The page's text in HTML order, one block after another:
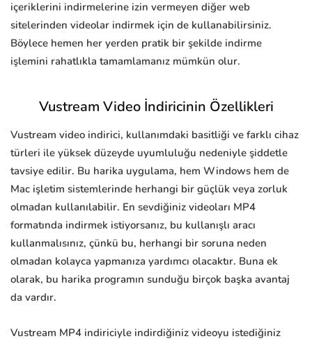
içeriklerini indirmelerine izin vermeyen diğer web
sitelerinden videolar indirmek için de kullanabilirsiniz.
Böylece hemen her yerden pratik bir şekilde indirme
işlemini rahatlıkla tamamlamanız mümkün olur.
Vustream Video İndiricinin Özellikleri
Vustream video indirici, kullanımdaki basitliği ve farklı cihaz
türleri ile yüksek düzeyde uyumluluğu nedeniyle şiddetle
tavsiye edilir. Bu harika uygulama, hem Windows hem de
Mac işletim sistemlerinde herhangi bir güçlük veya zorluk
olmadan kullanılabilir. En sevdiğiniz videoları MP4
formatında indirmek istiyorsanız, bu kullanışlı aracı
kullanmalısınız, çünkü bu, herhangi bir soruna neden
olmadan kolayca yapmanıza yardımcı olacaktır. Buna ek
olarak, bu harika programın sunduğu birçok başka avantaj
da vardır.
Vustream MP4 indiriciyle indirdiğiniz videoyu istediğiniz